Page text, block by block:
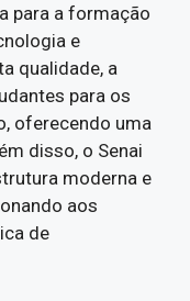
para a formação
e
qualidade, a
para os
oferecendo uma
disso, o Senai
moderna e
aos
de